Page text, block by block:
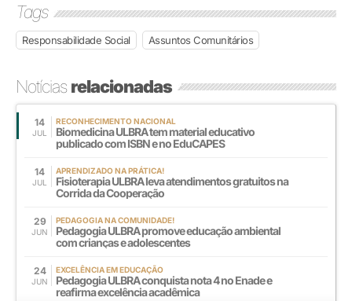
Tags
Responsabilidade Social Assuntos Comunitários
Notíciasrelacionadas
14
JUL
RECONHECIMENTO NACIONAL
Biomedicina ULBRA tem material educativo
publicado com ISBN e no EduCAPES
14
JUL
APRENDIZADO NA PRÁTICA!
Fisioterapia ULBRA leva atendimentos gratuitos na
Corrida da Cooperação
29
JUN
PEDAGOGIA NA COMUNIDADE!
Pedagogia ULBRA promove educação ambiental
com crianças e adolescentes
24
JUN
EXCELÊNCIA EM EDUCAÇÃO
Pedagogia ULBRA conquista nota 4 no Enade e
reafirma excelência acadêmica